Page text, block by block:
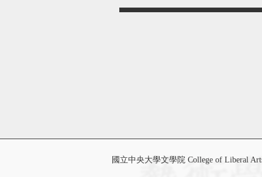
國立中央大學文學院 College of Liberal